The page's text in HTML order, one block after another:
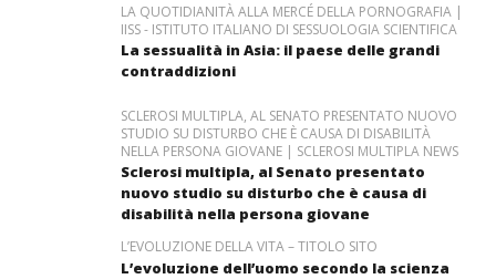
LA QUOTIDIANITÀ ALLA MERCÉ DELLA PORNOGRAFIA |
IISS - ISTITUTO ITALIANO DI SESSUOLOGIA SCIENTIFICA
La sessualità in Asia: il paese delle grandi
contraddizioni
SCLEROSI MULTIPLA, AL SENATO PRESENTATO NUOVO
STUDIO SU DISTURBO CHE È CAUSA DI DISABILITÀ
NELLA PERSONA GIOVANE | SCLEROSI MULTIPLA NEWS
Sclerosi multipla, al Senato presentato
nuovo studio su disturbo che è causa di
disabilità nella persona giovane
L’EVOLUZIONE DELLA VITA – TITOLO SITO
L’evoluzione dell’uomo secondo la scienza